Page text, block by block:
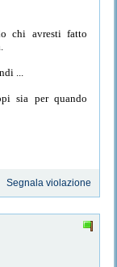
chi avresti fatto
...
sia per quando
Segnala violazione